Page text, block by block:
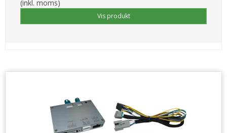
(inkl. moms)
Vis produkt